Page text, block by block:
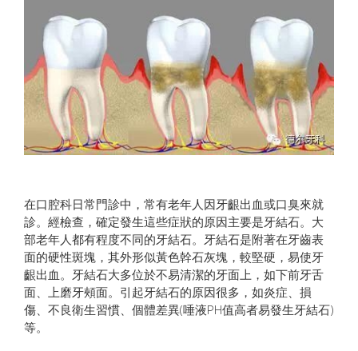
在口腔科日常門診中，常有老年人因牙齦出血或口臭來就
診。經檢查，確定發生這些症狀的原因主要是牙結石。大
部老年人都有程度不同的牙結石。牙結石是附著在牙齒表
面的硬性斑塊，其外形似黃色幹石灰塊，較堅硬，易使牙
齦出血。牙結石大多位於不易清潔的牙面上，如下前牙舌
面、上磨牙頰面。引起牙結石的原因很多，如炎症、損
傷、不良衛生習慣、個體差異(唾液PH值高者易發生牙結石)
等。